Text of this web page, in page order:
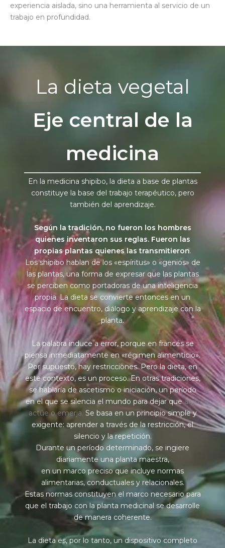
experiencia aislada, sino una herramienta al servicio de un
trabajo en profundidad.
La dieta vegetal
Eje central de la
medicina
En la medicina shipibo, la dieta a base de plantas
constituye la base del trabajo terapéutico, pero
también del aprendizaje.
Según la tradición, no fueron los hombres
quienes inventaron sus reglas. Fueron las
propias plantas quienes las transmitieron.
Los shipibo hablan de los «espíritus» o «genios» de
las plantas, una forma de expresar que las plantas
se perciben como portadoras de una inteligencia
propia.La dieta se convierte entonces en un
espacio de encuentro, diálogo y aprendizaje con la
planta.
La palabra induce a error, porque en francés se
piensa inmediatamente en «régimen alimenticio».
Por supuesto, hay restricciones. Pero la dieta, en
este contexto, es un proceso. En otras tradiciones,
se hablaría de ascetismo o iniciación, un período
en el que se silencia el mundo para dejar quealgo
actúe o emerja. Se basa en un principio simple y
exigente: aprender a través de la restricción, el
silencio y la repetición.
Durante un período determinado, se ingiere
diariamente una planta maestra,
en un marco preciso que incluye normas
alimentarias, conductuales y relacionales.
Estas normas constituyen el marco necesario para
que el trabajo con la planta medicinal se desarrolle
de manera coherente.
La dieta es, por lo tanto, un dispositivo completo